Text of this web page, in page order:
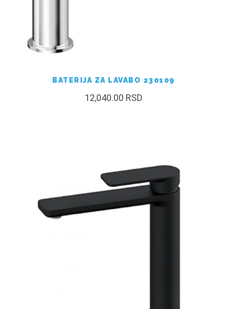
BATERIJA ZA LAVABO 230109
12,040.00 RSD